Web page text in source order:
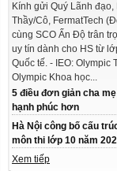
Kính gửi Quý Lãnh
Thầy/Cô, FermatTech
cùng SCO Ấn Độ trân
uy tín dành cho HS từ
Quốc tế. - IEO: Olympic
Olympic Khoa học...
5 điều đơn giản cha
hạnh phúc hơn
Hà Nội công bố cấu
môn thi lớp 10 năm
Xem tiếp